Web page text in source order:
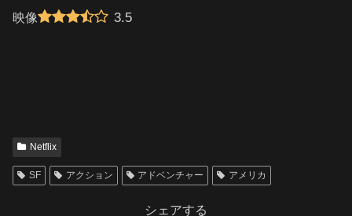
映像 3.5
Netflix
SF アクション アドベンチャー アメリカ
シェアする